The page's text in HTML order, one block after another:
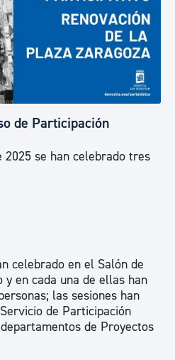
de Participación
se han celebrado tres
celebrado en el Salón de
y en cada una de ellas han
las sesiones han
de Participación
de Proyectos